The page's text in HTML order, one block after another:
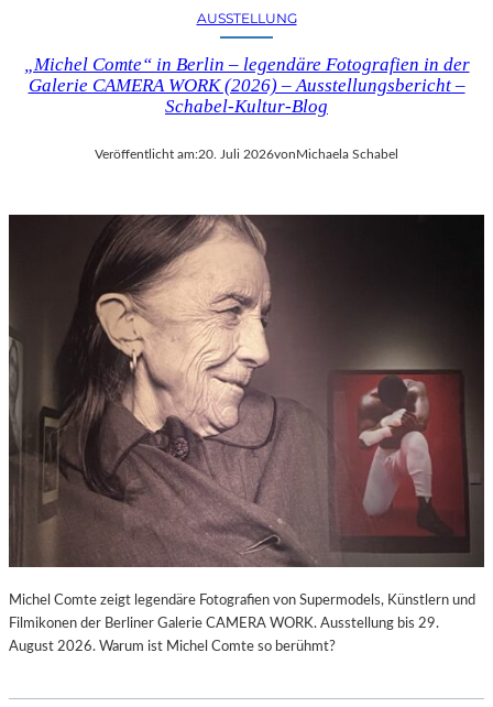
AUSSTELLUNG
„Michel Comte“ in Berlin – legendäre Fotografien in der
Galerie CAMERA WORK (2026) – Ausstellungsbericht –
Schabel-Kultur-Blog
Veröffentlicht am:20. Juli 2026von Michaela Schabel
Michel Comte zeigt legendäre Fotografien von Supermodels, Künstlern und
Filmikonen der Berliner Galerie CAMERA WORK. Ausstellung bis 29.
August 2026. Warum ist Michel Comte so berühmt?